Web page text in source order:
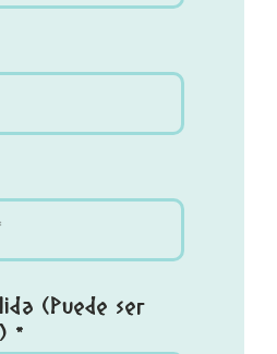
(Puede ser
*